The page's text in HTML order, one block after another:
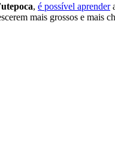
, é possível aprender
mais grossos e mais